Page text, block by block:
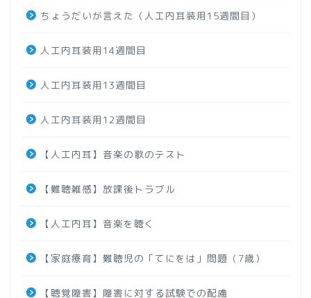
ちょうだいが言えた（人工内耳装用15週間目）
人工内耳装用14週間目
人工内耳装用13週間目
人工内耳装用12週間目
【人工内耳】音楽の歌のテスト
【難聴雑感】放課後トラブル
【人工内耳】音楽を聴く
【家庭療育】難聴児の「てにをは」問題（7歳）
【聴覚障害】障害に対する試験での配慮